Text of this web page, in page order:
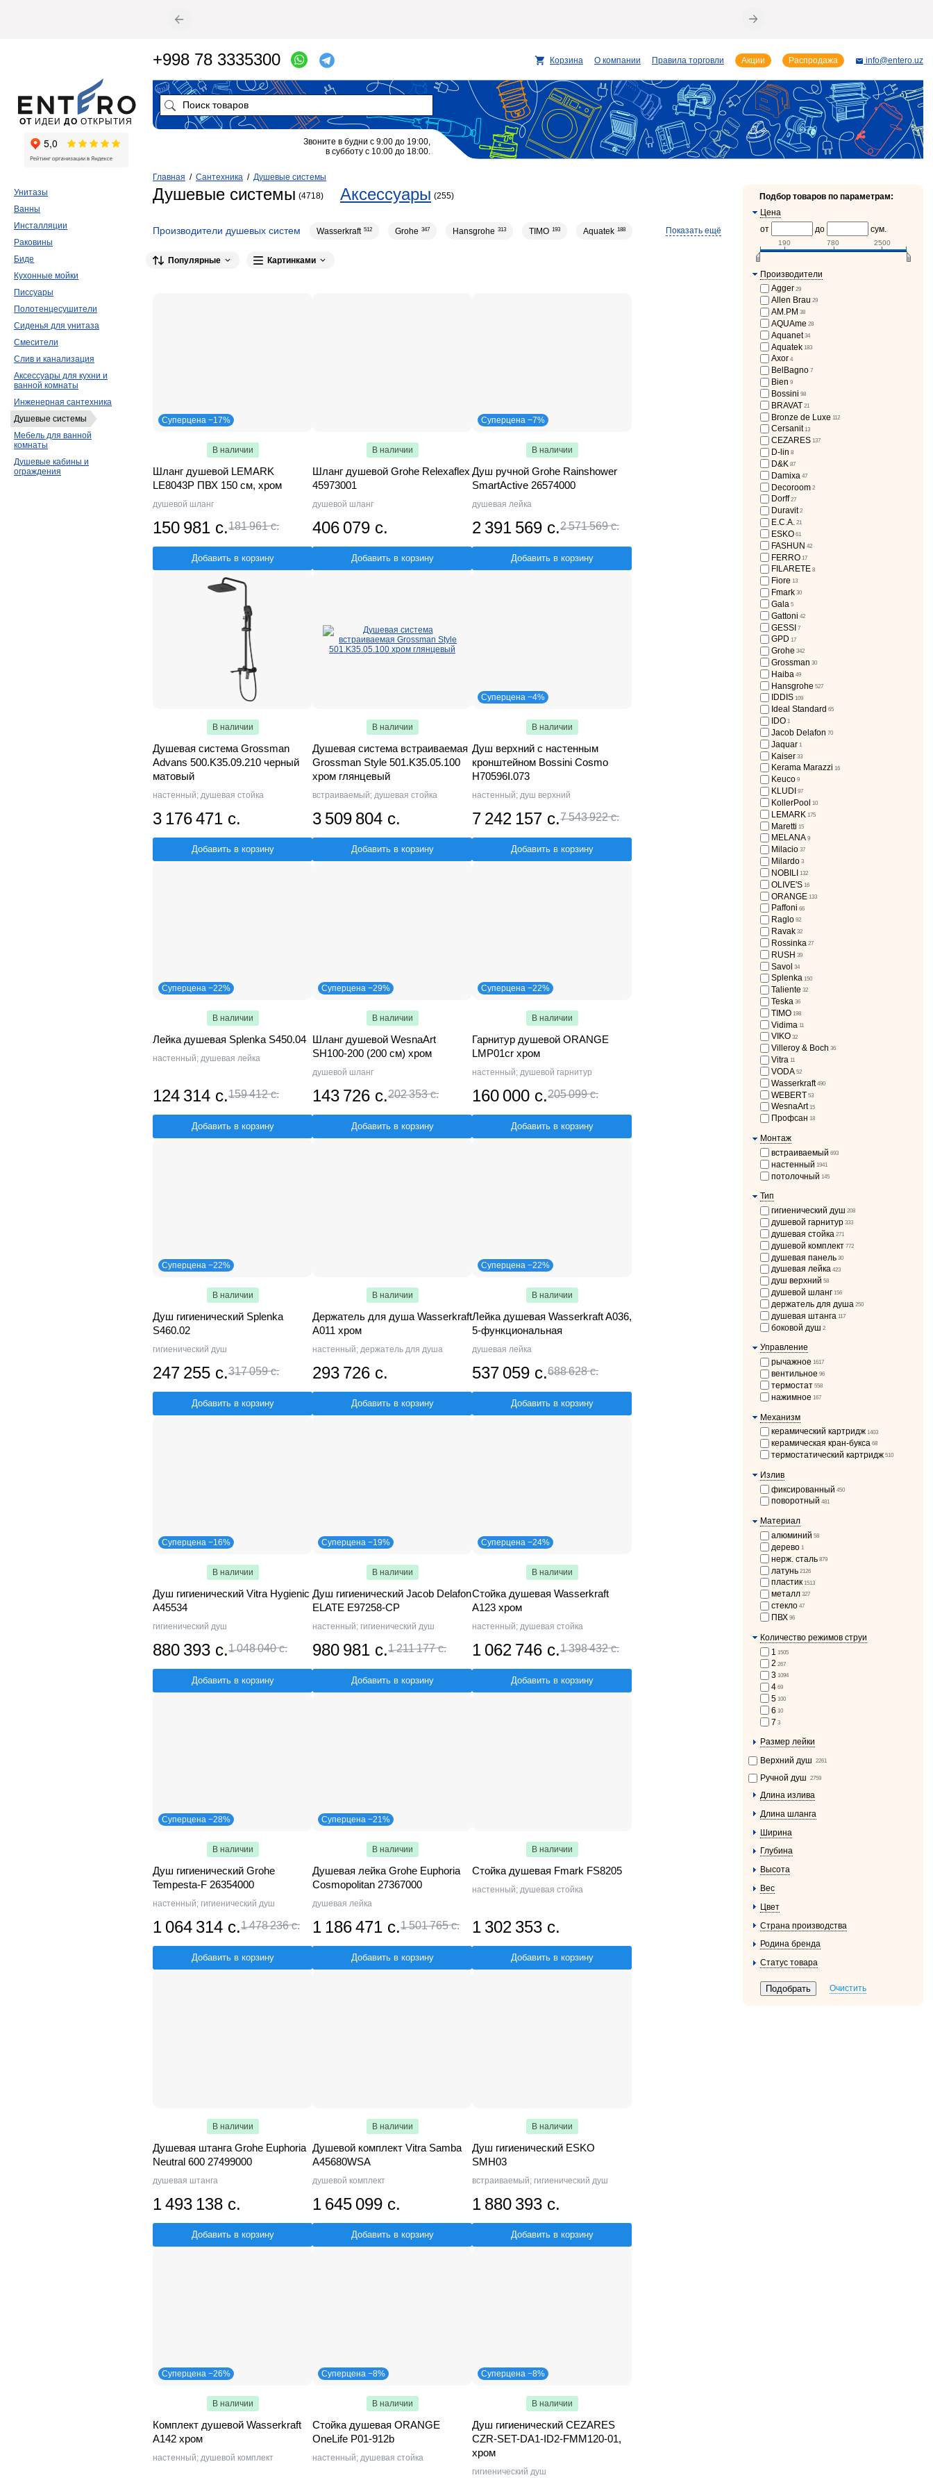
Главная / Сантехника / Душевые системы
Душевые системы (4718) Аксессуары (255)
Показать ещё
Производители душевых систем Wasserkraft 512 Grohe 347 Hansgrohe 313 TIMO 193 Aquatek 188
Популярные Картинками
Суперцена −17%
В наличии
Шланг душевой LEMARK
LE8043P ПВХ 150 см, хром
душевой шланг
150 981 с.181 961 с.
Добавить в корзину
В наличии
Шланг душевой Grohe Relexaflex
45973001
душевой шланг
406 079 с.
Добавить в корзину
Суперцена −7%
В наличии
Душ ручной Grohe Rainshower
SmartActive 26574000
душевая лейка
2 391 569 с.2 571 569 с.
Добавить в корзину
В наличии
Душевая система Grossman
Advans 500.K35.09.210 черный
матовый
настенный; душевая стойка
3 176 471 с.
Добавить в корзину
В наличии
Душевая система встраиваемая
Grossman Style 501.K35.05.100
хром глянцевый
встраиваемый; душевая стойка
3 509 804 с.
Добавить в корзину
Суперцена −4%
В наличии
Душ верхний с настенным
кронштейном Bossini Cosmo
H70596I.073
настенный; душ верхний
7 242 157 с.7 543 922 с.
Добавить в корзину
Суперцена −22%
В наличии
Лейка душевая Splenka S450.04
настенный; душевая лейка
124 314 с.159 412 с.
Добавить в корзину
Суперцена −29%
В наличии
Шланг душевой WesnaArt
SH100-200 (200 см) хром
душевой шланг
143 726 с.202 353 с.
Добавить в корзину
Суперцена −22%
В наличии
Гарнитур душевой ORANGE
LMP01cr хром
настенный; душевой гарнитур
160 000 с.205 099 с.
Добавить в корзину
Суперцена −22%
В наличии
Душ гигиенический Splenka
S460.02
гигиенический душ
247 255 с.317 059 с.
Добавить в корзину
В наличии
Держатель для душа Wasserkraft
A011 хром
настенный; держатель для душа
293 726 с.
Добавить в корзину
Суперцена −22%
В наличии
Лейка душевая Wasserkraft A036,
5-функциональная
душевая лейка
537 059 с.688 628 с.
Добавить в корзину
Суперцена −16%
В наличии
Душ гигиенический Vitra Hygienic
A45534
гигиенический душ
880 393 с.1 048 040 с.
Добавить в корзину
Суперцена −19%
В наличии
Душ гигиенический Jacob Delafon
ELATE E97258-CP
настенный; гигиенический душ
980 981 с.1 211 177 с.
Добавить в корзину
Суперцена −24%
В наличии
Стойка душевая Wasserkraft
A123 хром
настенный; душевая стойка
1 062 746 с.1 398 432 с.
Добавить в корзину
Суперцена −28%
В наличии
Душ гигиенический Grohe
Tempesta-F 26354000
настенный; гигиенический душ
1 064 314 с.1 478 236 с.
Добавить в корзину
Суперцена −21%
В наличии
Душевая лейка Grohe Euphoria
Cosmopolitan 27367000
душевая лейка
1 186 471 с.1 501 765 с.
Добавить в корзину
В наличии
Стойка душевая Fmark FS8205
настенный; душевая стойка
1 302 353 с.
Добавить в корзину
В наличии
Душевая штанга Grohe Euphoria
Neutral 600 27499000
душевая штанга
1 493 138 с.
Добавить в корзину
В наличии
Душевой комплект Vitra Samba
A45680WSA
душевой комплект
1 645 099 с.
Добавить в корзину
В наличии
Душ гигиенический ESKO
SMH03
встраиваемый; гигиенический душ
1 880 393 с.
Добавить в корзину
Суперцена −26%
В наличии
Комплект душевой Wasserkraft
A142 хром
настенный; душевой комплект
Суперцена −8%
В наличии
Стойка душевая ORANGE
OneLife P01-912b
настенный; душевая стойка
Суперцена −8%
В наличии
Душ гигиенический CEZARES
CZR-SET-DA1-ID2-FMM120-01,
хром
гигиенический душ
Подбор товаров по параметрам:
Цена
от
до сум.
190 780 2500
Производители
Agger 29
Allen Brau 29
AM.PM 38
AQUAme 28
Aquanet 34
Aquatek 183
Axor 4
BelBagno 7
Bien 9
Bossini 98
BRAVAT 21
Bronze de Luxe 112
Cersanit 13
CEZARES 137
D-lin 8
D&K 87
Damixa 47
Decoroom 2
Dorff 27
Duravit 2
E.C.A. 21
ESKO 61
FASHUN 42
FERRO 17
FILARETE 8
Fiore 13
Fmark 30
Gala 5
Gattoni 42
GESSI 7
GPD 17
Grohe 342
Grossman 30
Haiba 49
Hansgrohe 527
IDDIS 109
Ideal Standard 65
IDO 1
Jacob Delafon 70
Jaquar 1
Kaiser 33
Kerama Marazzi 16
Keuco 9
KLUDI 97
KollerPool 10
LEMARK 175
Maretti 15
MELANA 9
Milacio 37
Milardo 3
NOBILI 132
OLIVE'S 16
ORANGE 133
Paffoni 66
Raglo 92
Ravak 32
Rossinka 27
RUSH 39
Savol 34
Splenka 150
Taliente 32
Teska 36
TIMO 198
Vidima 11
VIKO 32
Villeroy & Boch 36
Vitra 11
VODA 52
Wasserkraft 490
WEBERT 53
WesnaArt 15
Профсан 18
Монтаж
встраиваемый 693
настенный 1941
потолочный 145
Тип
гигиенический душ 208
душевой гарнитур 333
душевая стойка 271
душевой комплект 772
душевая панель 30
душевая лейка 423
душ верхний 58
душевой шланг 156
держатель для душа 250
душевая штанга 117
боковой душ 2
Управление
рычажное 1617
вентильное 96
термостат 558
нажимное 167
Механизм
керамический картридж 1403
керамическая кран-букса 68
термостатический картридж 510
Излив
фиксированный 450
поворотный 481
Материал
алюминий 58
дерево 1
нерж. сталь 879
латунь 2126
пластик 1513
металл 327
стекло 47
ПВХ 96
Количество режимов струи
1 1505
2 267
3 1094
4 69
5 100
6 10
7 3
Размер лейки
Верхний душ
2261
Ручной душ 2759
Длина излива
Длина шланга
Ширина
Глубина
Высота
Вес
Цвет
Страна производства
Родина бренда
Статус товара
Очистить
Унитазы
Ванны
Инсталляции
Раковины
Биде
Кухонные мойки
Писсуары
Полотенцесушители
Сиденья для унитаза
Смесители
Слив и канализация
Аксессуары для кухни и
ванной комнаты
Инженерная сантехника
Душевые системы
Мебель для ванной
комнаты
Душевые кабины и
ограждения
ОТ ИДЕИ ДО ОТКРЫТИЯ
+998 78 3335300 Корзина О компании Правила торговли Акции Распродажа info@entero.uz
Звоните в будни с 9:00 до 19:00,
в субботу с 10:00 до 18:00.